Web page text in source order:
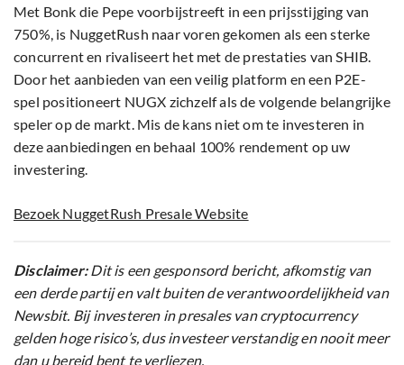
Met Bonk die Pepe voorbijstreeft in een prijsstijging van
750%, is NuggetRush naar voren gekomen als een sterke
concurrent en rivaliseert het met de prestaties van SHIB.
Door het aanbieden van een veilig platform en een P2E-
spel positioneert NUGX zichzelf als de volgende belangrijke
speler op de markt. Mis de kans niet om te investeren in
deze aanbiedingen en behaal 100% rendement op uw
investering.
Bezoek NuggetRush Presale Website
Disclaimer:Dit is een gesponsord bericht, afkomstig van
een derde partij en valt buiten de verantwoordelijkheid van
Newsbit. Bij investeren in presales van cryptocurrency
gelden hoge risico’s, dus investeer verstandig en nooit meer
dan u bereid bent te verliezen.